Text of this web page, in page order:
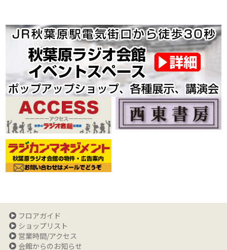
フロアガイド
ショップリスト
営業時間/アクセス
会館からのお知らせ